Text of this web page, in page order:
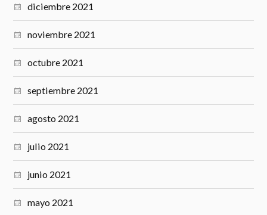
diciembre 2021
noviembre 2021
octubre 2021
septiembre 2021
agosto 2021
julio 2021
junio 2021
mayo 2021